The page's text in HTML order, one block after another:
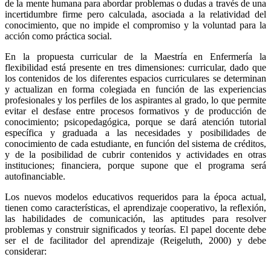
de la mente humana para abordar problemas o dudas a través de una
incertidumbre firme pero calculada, asociada a la relatividad del
conocimiento, que no impide el compromiso y la voluntad para la
acción como práctica social.
En la propuesta curricular de la Maestría en Enfermería la
flexibilidad está presente en tres dimensiones: curricular, dado que
los contenidos de los diferentes espacios curriculares se determinan
y actualizan en forma colegiada en función de las experiencias
profesionales y los perfiles de los aspirantes al grado, lo que permite
evitar el desfase entre procesos formativos y de producción de
conocimiento; psicopedagógica, porque se dará atención tutorial
específica y graduada a las necesidades y posibilidades de
conocimiento de cada estudiante, en función del sistema de créditos,
y de la posibilidad de cubrir contenidos y actividades en otras
instituciones; financiera, porque supone que el programa será
autofinanciable.
Los nuevos modelos educativos requeridos para la época actual,
tienen como características, el aprendizaje cooperativo, la reflexión,
las habilidades de comunicación, las aptitudes para resolver
problemas y construir significados y teorías. El papel docente debe
ser el de facilitador del aprendizaje (Reigeluth, 2000) y debe
considerar: